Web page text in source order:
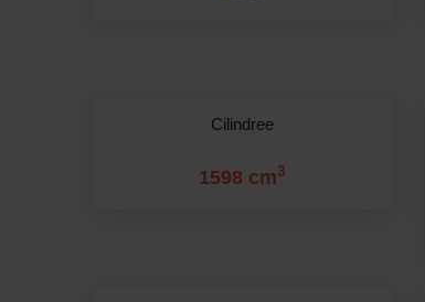
Cilindree
1598 cm3